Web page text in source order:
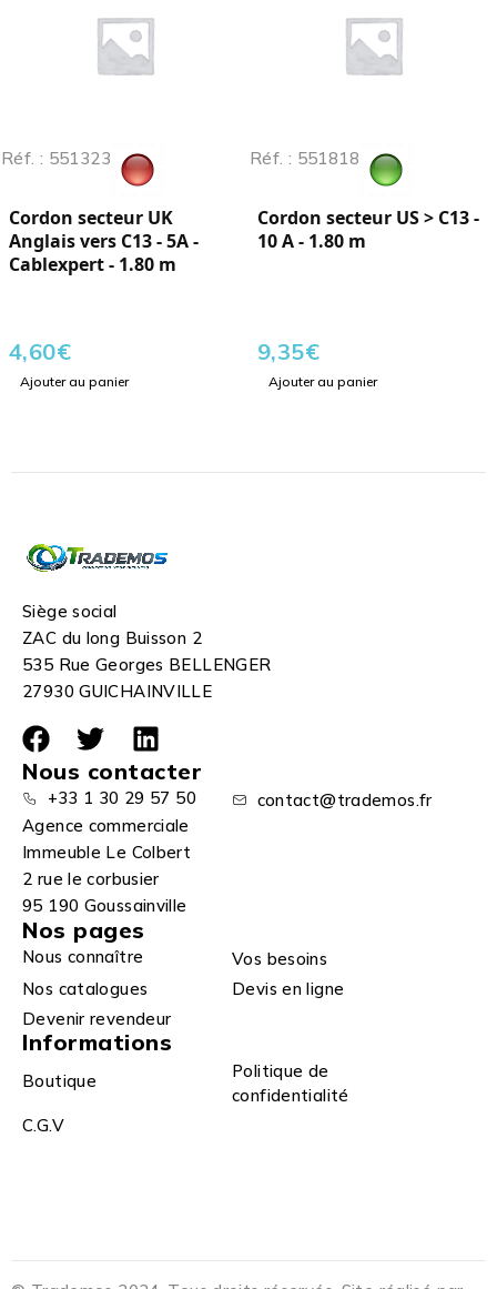
Réf. : 551323
Cordon secteur UK
Anglais vers C13 - 5A -
Cablexpert - 1.80 m
4,60€
Ajouter au panier
Réf. : 551818
Cordon secteur US > C13 -
10 A - 1.80 m
9,35€
Ajouter au panier
Siège social
ZAC du long Buisson 2
535 Rue Georges BELLENGER
27930 GUICHAINVILLE
Nous contacter
+33 1 30 29 57 50
contact@trademos.fr
Agence commerciale
Immeuble Le Colbert
2 rue le corbusier
95 190 Goussainville
Nos pages
Nous connaître
Vos besoins
Nos catalogues
Devis en ligne
Devenir revendeur
Informations
Boutique
Politique de
confidentialité
C.G.V